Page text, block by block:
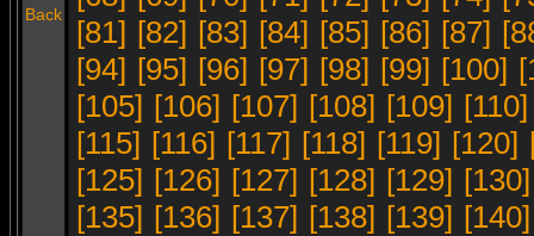
Back
[81] [82] [83] [84] [85] [86] [87]
[94] [95] [96] [97] [98] [99] [100]
[105] [106] [107] [108] [109] [110]
[115] [116] [117] [118] [119] [120]
[125] [126] [127] [128] [129] [130]
[135] [136] [137] [138] [139] [140]